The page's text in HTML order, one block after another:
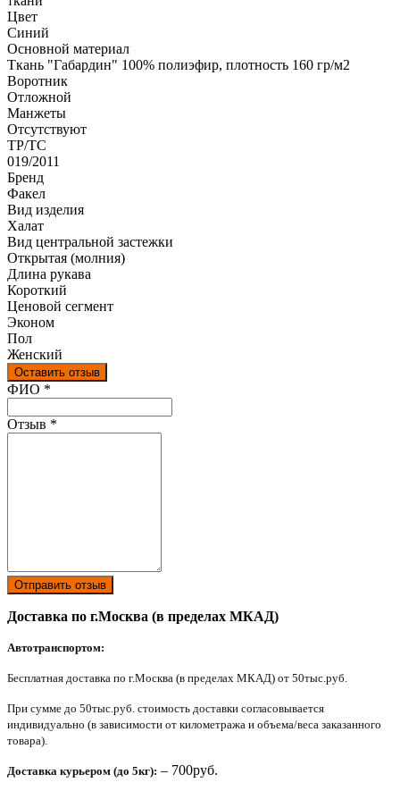
Цвет
Синий
Основной материал
Ткань "Габардин" 100% полиэфир, плотность 160 гр/м2
Воротник
Отложной
Манжеты
Отсутствуют
ТР/ТС
019/2011
Бренд
Факел
Вид изделия
Халат
Вид центральной застежки
Открытая (молния)
Длина рукава
Короткий
Ценовой сегмент
Эконом
Пол
Женский
Оставить отзыв
Ваш отзыв был отправлен!
ФИО *
Отзыв *
Отправить отзыв
Доставка по г.Москва (в пределах МКАД)
Автотранспортом:
Бесплатная доставка по г.Москва (в пределах МКАД) от 50тыс.руб.
При сумме до 50тыс.руб. стоимость доставки согласовывается
индивидуально (в зависимости от километража и объема/веса заказанного
товара).
Доставка курьером (до 5кг): – 700руб.